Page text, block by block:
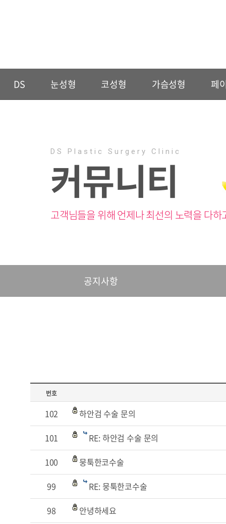
DS 눈성형 코성형 가슴성형 페
DS Plastic Surgery Clinic
커뮤니티
고객님들을 위해 언제나 최선의 노력을 다하
공지사항
번호
102
하안검 수술 문의
101
RE: 하안검 수술 문의
100
뭉툭한코수술
99
RE: 뭉툭한코수술
98
안녕하세요